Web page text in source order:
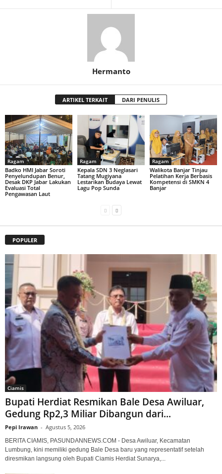
Hermanto
ARTIKEL TERKAIT DARI PENULIS
Ragam
Badko HMI Jabar Soroti
Penyelundupan Benur,
Desak DKP Jabar Lakukan
Evaluasi Total
Pengawasan Laut
Ragam
Kepala SDN 3 Neglasari
Tatang Mugiyana
Lestarikan Budaya Lewat
Lagu Pop Sunda
Ragam
Walikota Banjar Tinjau
Pelatihan Kerja Berbasis
Kompetensi di SMKN 4
Banjar
POPULER
Ciamis
Bupati Herdiat Resmikan Bale Desa Awiluar,
Gedung Rp2,3 Miliar Dibangun dari...
Pepi Irawan - Agustus 5, 2026
BERITA CIAMIS, PASUNDANNEWS.COM - Desa Awiluar, Kecamatan
Lumbung, kini memiliki gedung Bale Desa baru yang representatif setelah
diresmikan langsung oleh Bupati Ciamis Herdiat Sunarya,...